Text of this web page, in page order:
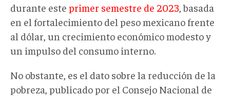
durante este primer semestre de 2023 , basada
en el fortalecimiento del peso mexicano frente
al dólar, un crecimiento económico modesto y
un impulso del consumo interno.
No obstante, es el dato sobre la reducción de la
pobreza, publicado por el Consejo Nacional de